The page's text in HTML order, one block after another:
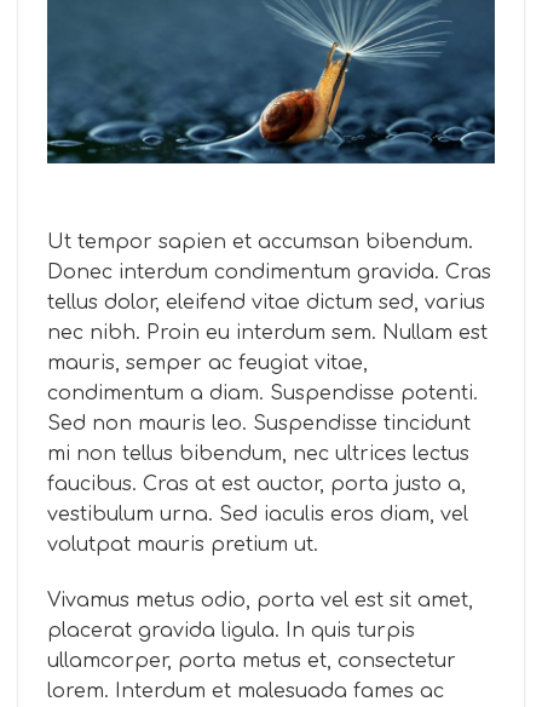
Ut tempor sapien et accumsan bibendum.
Donec interdum condimentum gravida. Cras
tellus dolor, eleifend vitae dictum sed, varius
nec nibh. Proin eu interdum sem. Nullam est
mauris, semper ac feugiat vitae,
condimentum a diam. Suspendisse potenti.
Sed non mauris leo. Suspendisse tincidunt
mi non tellus bibendum, nec ultrices lectus
faucibus. Cras at est auctor, porta justo a,
vestibulum urna. Sed iaculis eros diam, vel
volutpat mauris pretium ut.
Vivamus metus odio, porta vel est sit amet,
placerat gravida ligula. In quis turpis
ullamcorper, porta metus et, consectetur
lorem. Interdum et malesuada fames ac